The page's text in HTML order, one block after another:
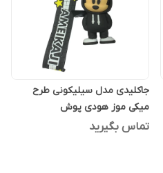
جاکلیدی مدل سیلیکونی طرح
میکی موز هودی پوش
تماس بگیرید